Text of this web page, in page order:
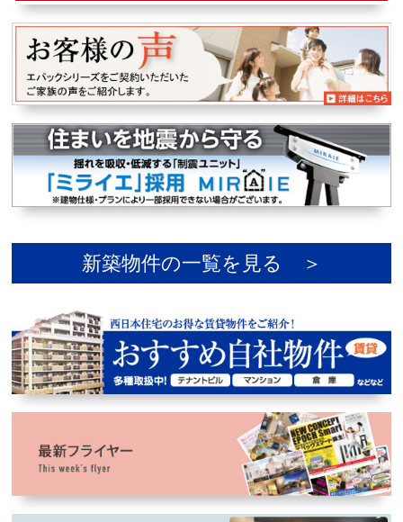
た。
2026年2月17日
「EPOCH 藤井寺市国府2丁目Ⅱ」を公開しまし
た。
2026年2月17日
「富田林市喜志町 PROJECT 」を公開しました。
2026年1月9日
「 伊丹・南町１丁目PROJECT」完売いたしまし
た。
2025年12月3日
「 EPOCH 富田林市南大伴町」完売いたしました。
2025年11月10日
「EPOCH 平野区長吉長原3丁目Ⅷ」を公開しまし
た。
2025年10月31日
「EPOCH 松原市岡2丁目」新デザインハウス堂々
完成！
2025年10月21日
「 EPOCH 松原市別所5丁目」完売いたしました。
2025年9月29日
「 EPOCH 平野区長吉川辺2丁目Ⅲ」
完売いたしま
した。
2025年9月1日
「【建築条件なし売土地】大阪狭山市大野台6丁目
」 限定1区画誕生！
2025年8月7日
「EPOCH 八尾市跡部本町1丁目」を公開しまし
2025年8月7日
「 EPOCH 藤井寺市道明寺1丁目」新デザインハ
」を公開しました。
新築物件の一覧を見る ＞